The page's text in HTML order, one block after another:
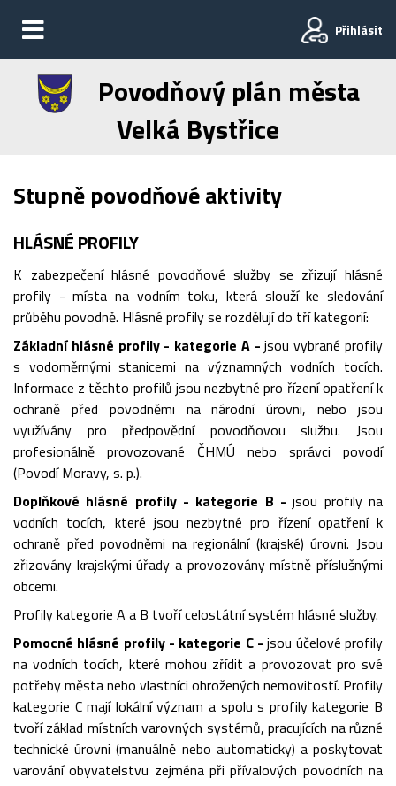
Přihlásit
Povodňový plán města
Velká Bystřice
Stupně povodňové aktivity
HLÁSNÉ PROFILY
K zabezpečení hlásné povodňové služby se zřizují hlásné
profily - místa na vodním toku, která slouží ke sledování
průběhu povodně. Hlásné profily se rozdělují do tří kategorií:
Základní hlásné profily - kategorie A - jsou vybrané profily
s vodoměrnými stanicemi na významných vodních tocích.
Informace z těchto profilů jsou nezbytné pro řízení opatření k
ochraně před povodněmi na národní úrovni, nebo jsou
využívány pro předpovědní povodňovou službu. Jsou
profesionálně provozované ČHMÚ nebo správci povodí
(Povodí Moravy, s. p.).
Doplňkové hlásné profily - kategorie B - jsou profily na
vodních tocích, které jsou nezbytné pro řízení opatření k
ochraně před povodněmi na regionální (krajské) úrovni. Jsou
zřizovány krajskými úřady a provozovány místně příslušnými
obcemi.
Profily kategorie A a B tvoří celostátní systém hlásné služby.
Pomocné hlásné profily - kategorie C - jsou účelové profily
na vodních tocích, které mohou zřídit a provozovat pro své
potřeby města nebo vlastníci ohrožených nemovitostí. Profily
kategorie C mají lokální význam a spolu s profily kategorie B
tvoří základ místních varovných systémů, pracujících na různé
technické úrovni (manuálně nebo automaticky) a poskytovat
varování obyvatelstvu zejména při přívalových povodních na